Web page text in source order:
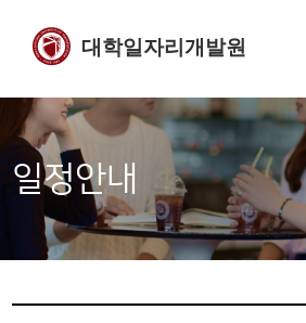
대학일자리개발원
일정안내